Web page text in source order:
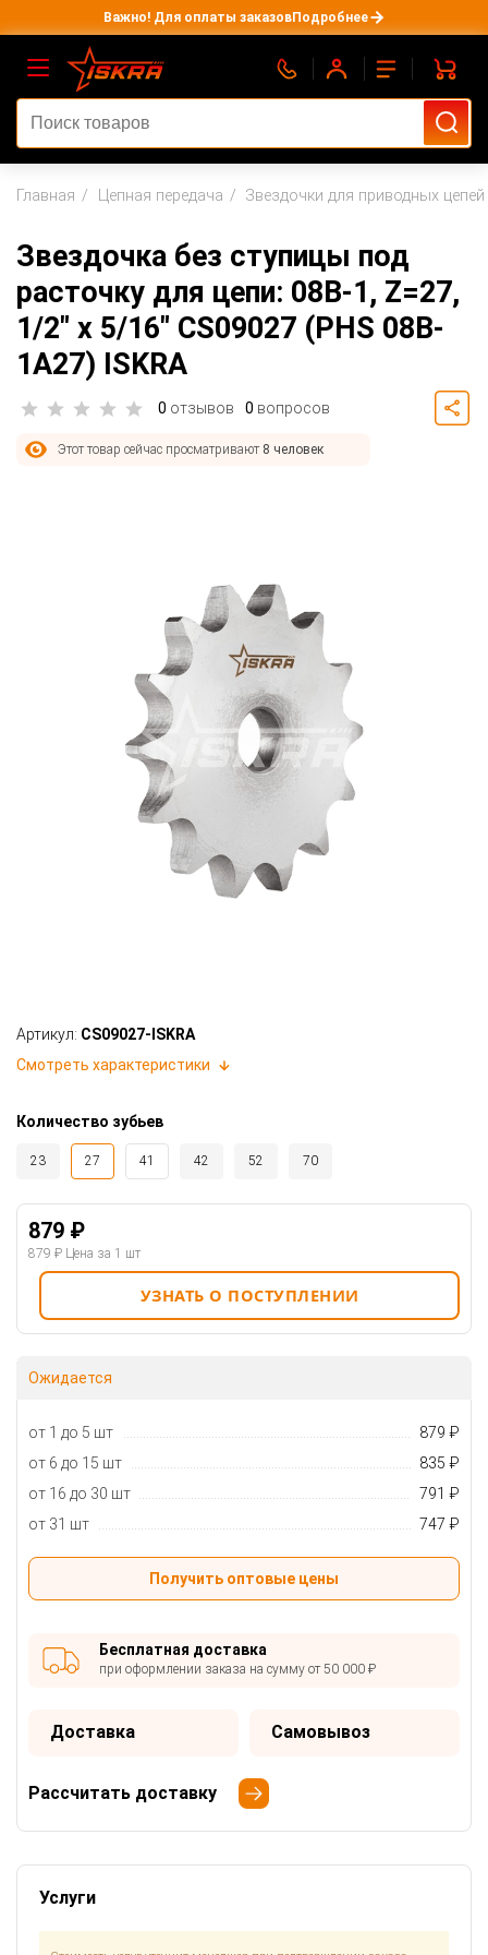
Важно! Для оплаты заказовПодробнее
Главная Цепная передача Звездочки для приводных цепей
Звездочка без ступицы под
расточку для цепи: 08B-1, Z=27,
1/2" x 5/16" CS09027 (PHS 08B-
1A27) ISKRA
0 отзывов 0 вопросов
Этот товар сейчас просматривают 8 человек
Артикул: CS09027-ISKRA
Смотреть характеристики
Количество зубьев
23 27 41 42 52 70
879 ₽
879 ₽ Цена за 1 шт
УЗНАТЬ О ПОСТУПЛЕНИИ
Ожидается
от 1 до 5 шт
879 ₽
от 6 до 15 шт
835 ₽
от 16 до 30 шт
791 ₽
от 31 шт
747 ₽
Получить оптовые цены
Бесплатная доставка
при оформлении заказа на сумму от 50 000 ₽
Доставка Самовывоз
Рассчитать доставку
Услуги